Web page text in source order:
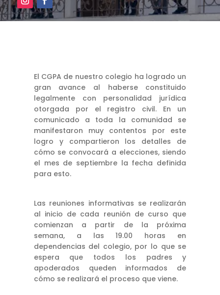
El CGPA de nuestro colegio ha logrado un
gran avance al haberse constituido
legalmente con personalidad jurídica
otorgada por el registro civil. En un
comunicado a toda la comunidad se
manifestaron muy contentos por este
logro y compartieron los detalles de
cómo se convocará a elecciones, siendo
el mes de septiembre la fecha definida
para esto.
Las reuniones informativas se realizarán
al inicio de cada reunión de curso que
comienzan a partir de la próxima
semana, a las 19.00 horas en
dependencias del colegio, por lo que se
espera que todos los padres y
apoderados queden informados de
cómo se realizará el proceso que viene.